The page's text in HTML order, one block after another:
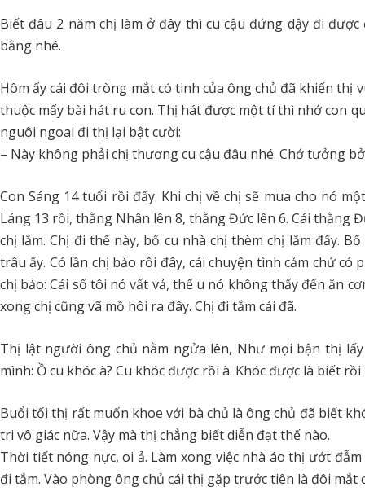
Biết đâu 2 năm chị làm ở đây thì cu cậu đứng dậy đi
bằng nhé.
Hôm ấy cái đôi tròng mắt có tinh của ông chủ đã khiến thị
thuộc mấy bài hát ru con. Thị hát được một tí thì nhớ con
nguôi ngoai đi thị lại bật cười:
– Này không phải chị thương cu cậu đâu nhé. Chớ tưởng
Con Sáng 14 tuổi rồi đấy. Khi chị về chị sẽ mua cho nó
Láng 13 rồi, thằng Nhân lên 8, thằng Đức lên 6. Cái thằng
chị lắm. Chị đi thế này, bố cu nhà chị thèm chị lắm đấy.
trâu ấy. Có lần chị bảo rồi đây, cái chuyện tình cảm chứ
chị bảo: Cái số tôi nó vất vả, thế u nó không thấy đến ăn
xong chị cũng vã mồ hôi ra đây. Chị đi tắm cái đã.
Thị lật người ông chủ nằm ngửa lên, Như mọi bận thị
mình: Ồ cu khóc à? Cu khóc được rồi à. Khóc được là biết rồi
Buổi tối thị rất muốn khoe với bà chủ là ông chủ đã biết
tri vô giác nữa. Vậy mà thị chẳng biết diễn đạt thế nào.
Thời tiết nóng nực, oi ả. Làm xong việc nhà áo thị ướt
đi tắm. Vào phòng ông chủ cái thị gặp trước tiên là đôi mắt